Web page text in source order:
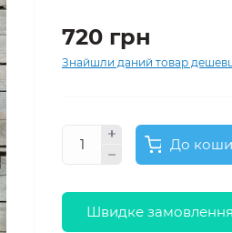
720 грн
Знайшли даний товар
До
Швидке замовлення